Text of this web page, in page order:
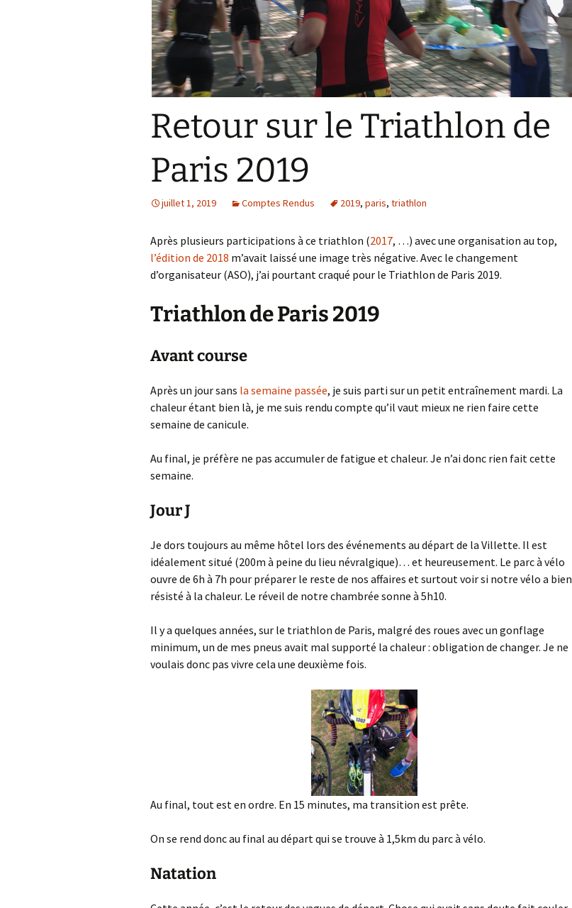
Résultats 2021
Résultats 2020
Résultats 2019
Résultats 2018
Résultats 2015
Résultats 2016
Comptes Rendus
Retour sur le Triathlon de
Paris 2019
juillet 1, 2019 Comptes Rendus 2019, paris, triathlon
Après plusieurs participations à ce triathlon (2017, …) avec une organisation au top,
l’édition de 2018 m’avait laissé une image très négative. Avec le changement
d’organisateur (ASO), j’ai pourtant craqué pour le Triathlon de Paris 2019.
Triathlon de Paris 2019
Avant course
Après un jour sans la semaine passée, je suis parti sur un petit entraînement mardi. La
chaleur étant bien là, je me suis rendu compte qu’il vaut mieux ne rien faire cette
semaine de canicule.
Au final, je préfère ne pas accumuler de fatigue et chaleur. Je n’ai donc rien fait cette
semaine.
Jour J
Je dors toujours au même hôtel lors des événements au départ de la Villette. Il est
idéalement situé (200m à peine du lieu névralgique)… et heureusement. Le parc à vélo
ouvre de 6h à 7h pour préparer le reste de nos affaires et surtout voir si notre vélo a bien
résisté à la chaleur. Le réveil de notre chambrée sonne à 5h10.
Il y a quelques années, sur le triathlon de Paris, malgré des roues avec un gonflage
minimum, un de mes pneus avait mal supporté la chaleur : obligation de changer. Je ne
voulais donc pas vivre cela une deuxième fois.
Au final, tout est en ordre. En 15 minutes, ma transition est prête.
On se rend donc au final au départ qui se trouve à 1,5km du parc à vélo.
Natation